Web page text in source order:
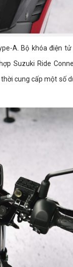
A. Bộ khóa điện
Suzuki Ride
cung cấp một số